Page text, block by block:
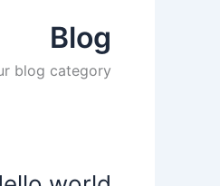
Blog
blog category
Hello